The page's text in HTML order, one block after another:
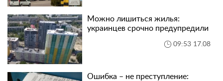
Можно лишиться жилья:
украинцев срочно предупредили
09:53 17.08
Ошибка – не преступление: